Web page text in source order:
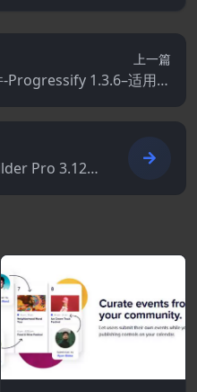
上一篇
Progressify 1.3.6–适用于
进式Web应用程序 (PWA)
Pro 3.12.1